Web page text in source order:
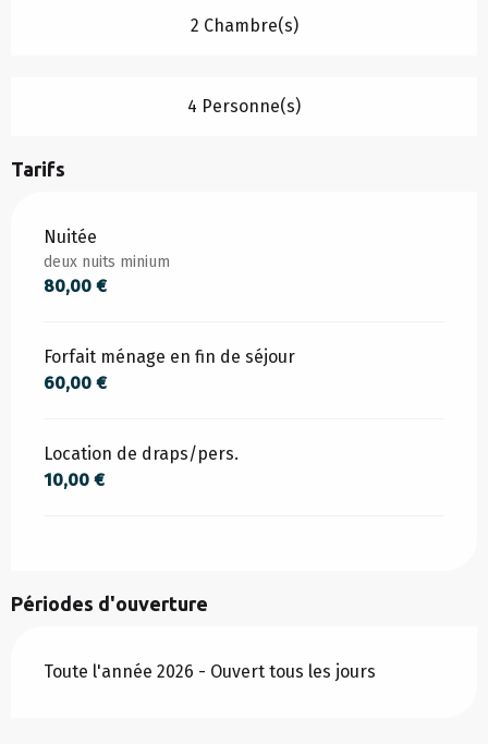
2 Chambre(s)
4 Personne(s)
Tarifs
Tarifs 2026
Nuitée
deux nuits minium
80,00 €
Forfait ménage en fin de séjour
60,00 €
Location de draps/pers.
10,00 €
Périodes d'ouverture
Toute l'année 2026 - Ouvert tous les jours